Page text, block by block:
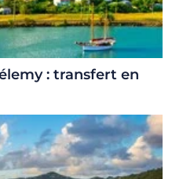
: transfert en